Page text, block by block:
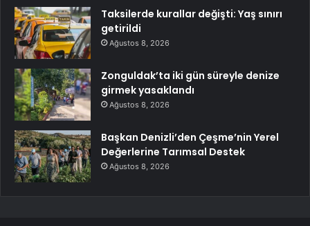
Taksilerde kurallar değişti: Yaş sınırı
getirildi
Ağustos 8, 2026
Zonguldak’ta iki gün süreyle denize
girmek yasaklandı
Ağustos 8, 2026
Başkan Denizli’den Çeşme’nin Yerel
Değerlerine Tarımsal Destek
Ağustos 8, 2026